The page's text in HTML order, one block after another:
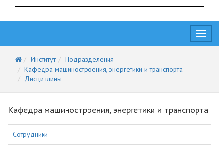
Институт
Подразделения
Кафедра машиностроения, энергетики и транспорта
Дисциплины
Кафедра машиностроения, энергетики и транспорта
Сотрудники